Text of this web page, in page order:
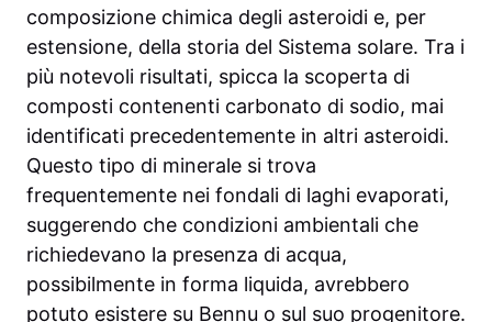
composizione chimica degli asteroidi e, per
estensione, della storia del Sistema solare. Tra i
più notevoli risultati, spicca la scoperta di
composti contenenti carbonato di sodio, mai
identificati precedentemente in altri asteroidi.
Questo tipo di minerale si trova
frequentemente nei fondali di laghi evaporati,
suggerendo che condizioni ambientali che
richiedevano la presenza di acqua,
possibilmente in forma liquida, avrebbero
potuto esistere su Bennu o sul suo progenitore.